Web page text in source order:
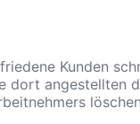
Kunden
dort angestellten